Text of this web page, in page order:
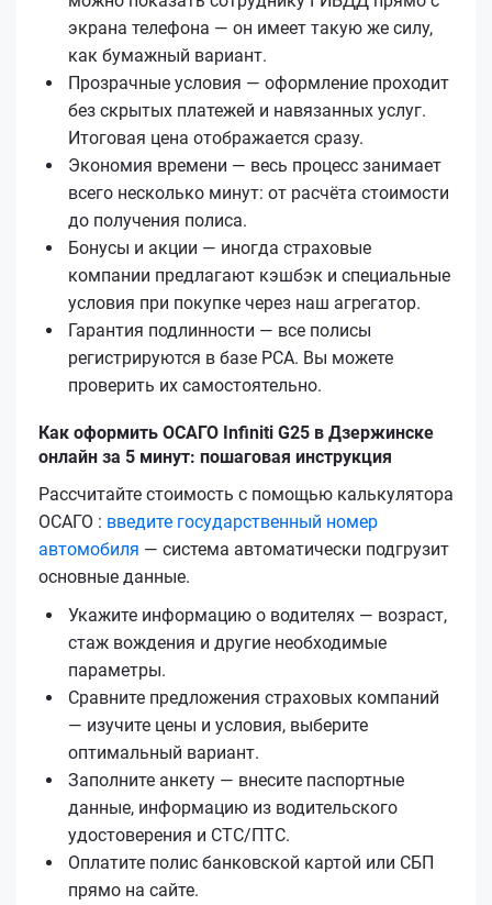
экрана телефона — он имеет такую же силу,
как бумажный вариант.
Прозрачные условия — оформление проходит
без скрытых платежей и навязанных услуг.
Итоговая цена отображается сразу.
Экономия времени — весь процесс занимает
всего несколько минут: от расчёта стоимости
до получения полиса.
Бонусы и акции — иногда страховые
компании предлагают кэшбэк и специальные
условия при покупке через наш агрегатор.
Гарантия подлинности — все полисы
регистрируются в базе РСА. Вы можете
проверить их самостоятельно.
Как оформить ОСАГО Infiniti G25 в Дзержинске
онлайн за 5 минут: пошаговая инструкция
Рассчитайте стоимость с помощью калькулятора
ОСАГО : введите государственный номер
автомобиля — система автоматически подгрузит
основные данные.
Укажите информацию о водителях — возраст,
стаж вождения и другие необходимые
параметры.
Сравните предложения страховых компаний
— изучите цены и условия, выберите
оптимальный вариант.
Заполните анкету — внесите паспортные
данные, информацию из водительского
удостоверения и СТС/ПТС.
Оплатите полис банковской картой или СБП
прямо на сайте.